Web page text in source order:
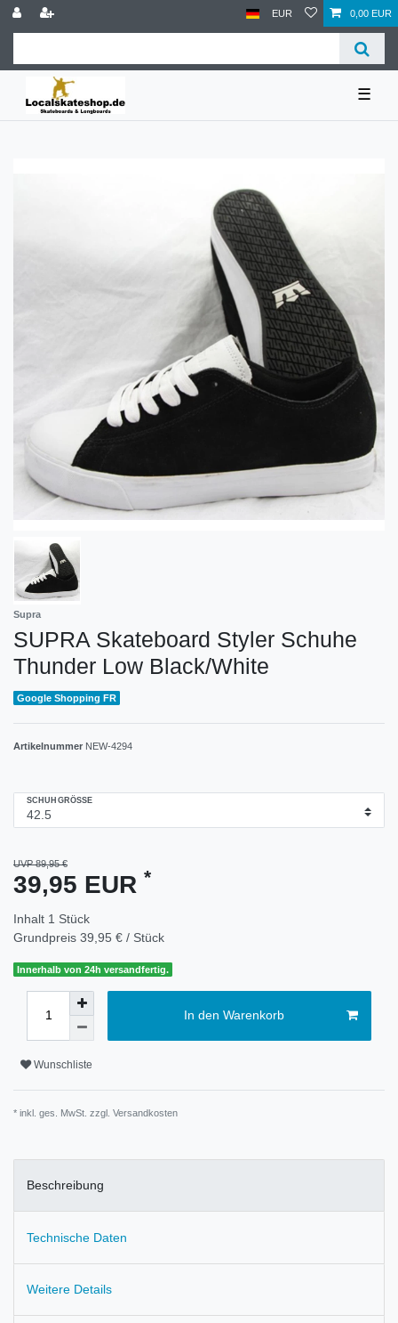
EUR 0,00 EUR
☰
Supra
SUPRA Skateboard Styler Schuhe
Thunder Low Black/White
Google Shopping FR
Artikelnummer NEW-4294
SCHUHGRÖSSE
UVP 89,95 €
39,95 EUR *
Inhalt 1 Stück
Grundpreis 39,95 € / Stück
Innerhalb von 24h versandfertig.
In den Warenkorb
Wunschliste
* inkl. ges. MwSt. zzgl. Versandkosten
Beschreibung
Technische Daten
Weitere Details